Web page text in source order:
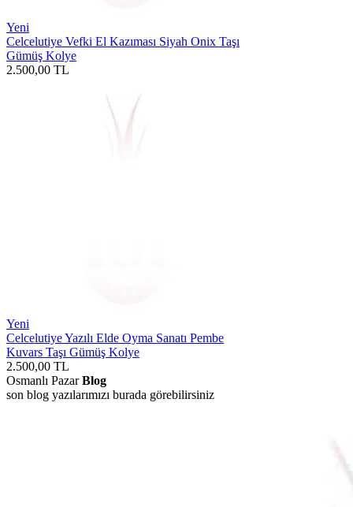
Yeni
Celcelutiye Vefki El Kazıması Siyah Onix Taşı
Gümüş Kolye
2.500,00 TL
Yeni
Celcelutiye Yazılı Elde Oyma Sanatı Pembe
Kuvars Taşı Gümüş Kolye
2.500,00 TL
Osmanlı PazarBlog
son blog yazılarımızı burada görebilirsiniz